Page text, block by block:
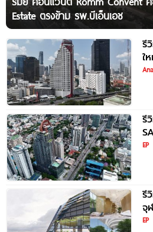
Estate ตรงข้าม รพ.บีเอ็นเอช
รี
ใ
ส
รี
ซ์
EP
รี
จุ
EP